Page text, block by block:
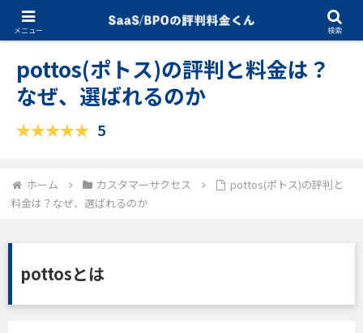
カスタマーサクセス 11.11.2025
pottos(ポトス)の評判と料金は？
なぜ、選ばれるのか
5
ホーム カスタマーサクセス
pottos(ポトス)の評判と
料金は？なぜ、選ばれるのか
pottosとは
メニュー 検索